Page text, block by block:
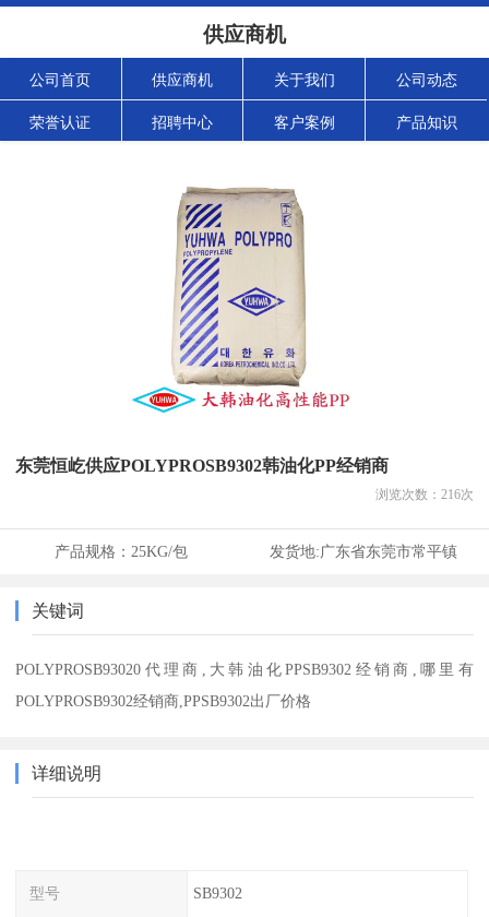
供应商机
公司首页 供应商机 关于我们 公司动态
荣誉认证 招聘中心 客户案例 产品知识
东莞恒屹供应POLYPROSB9302韩油化PP经销商
浏览次数： 216次
产品规格： 25KG/包 发货地:广东省东莞市常平镇
关键词
POLYPROSB93020代理商,大韩油化PPSB9302经销商,哪里有
POLYPROSB9302经销商,PPSB9302出厂价格
详细说明
型号 SB9302